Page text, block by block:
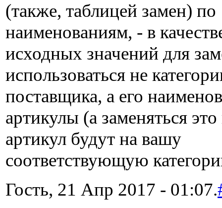
(также, таблицей замен) по
наименованиям, - в
исходных значений для
использоваться не
поставщика, а его
артикулы (а заменяться
артикул будут на вашу
соответствующую
Гость, 21 Апр 2017 - 01:07.